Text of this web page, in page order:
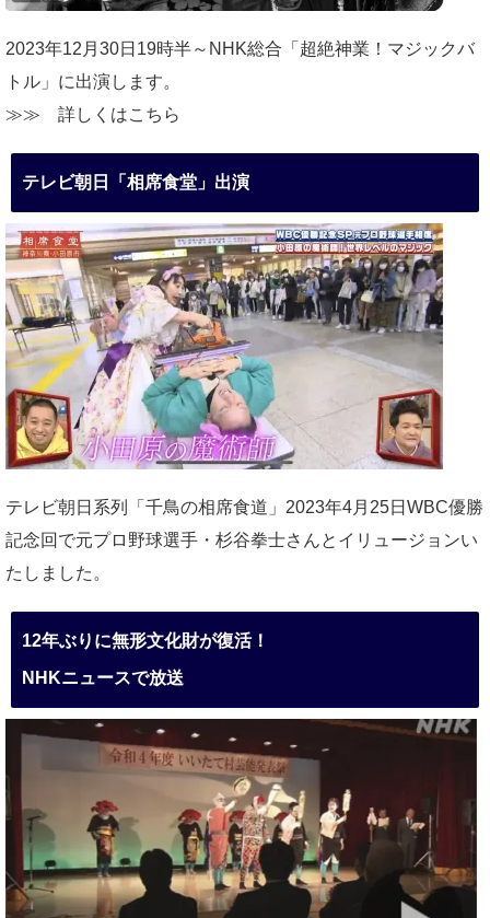
2023年12月30日19時半～NHK総合「超絶神業！マジックバ
トル」に出演します。
≫≫ 詳しくはこちら
テレビ朝日「相席食堂」出演
テレビ朝日系列「千鳥の相席食道」2023年4月25日WBC優勝
記念回で元プロ野球選手・杉谷拳士さんとイリュージョンい
たしました。
12年ぶりに無形文化財が復活！
NHKニュースで放送